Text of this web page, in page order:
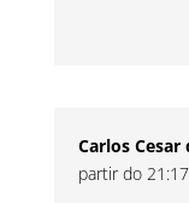
Carlos Cesar
partir do 21:17